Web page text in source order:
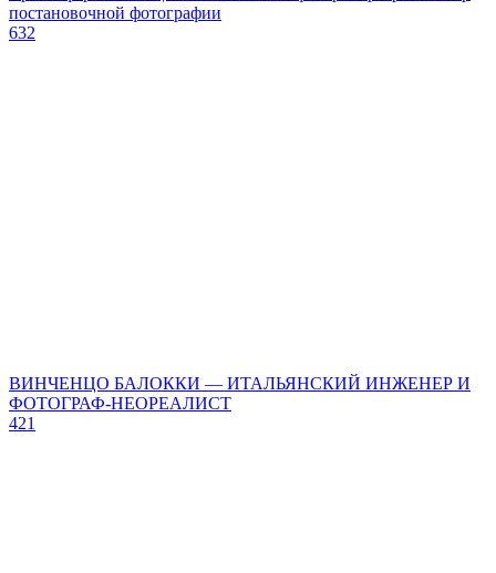
постановочной фотографии
632
ВИНЧЕНЦО БАЛОККИ — ИТАЛЬЯНСКИЙ ИНЖЕНЕР И
ФОТОГРАФ-НЕОРЕАЛИСТ
421